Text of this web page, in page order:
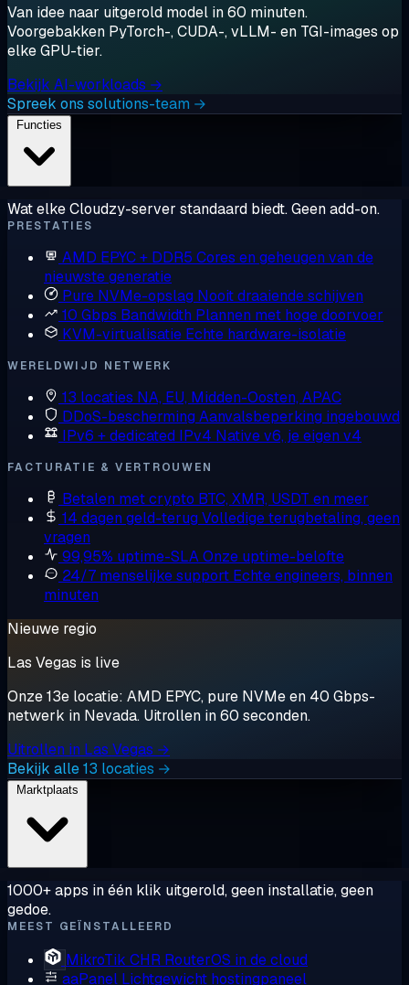
Van idee naar uitgerold model in 60 minuten.
Voorgebakken PyTorch-, CUDA-, vLLM- en TGI-images op
elke GPU-tier.
Bekijk AI-workloads →
Spreek ons solutions-team →
Wat elke Cloudzy-server standaard biedt. Geen add-on.
PRESTATIES
AMD EPYC + DDR5 Cores en geheugen van de
nieuwste generatie
Pure NVMe-opslag Nooit draaiende schijven
10 Gbps Bandwidth Plannen met hoge doorvoer
KVM-virtualisatie Echte hardware-isolatie
WERELDWIJD NETWERK
13 locaties NA, EU, Midden-Oosten, APAC
DDoS-bescherming Aanvalsbeperking ingebouwd
IPv6 + dedicated IPv4 Native v6, je eigen v4
FACTURATIE & VERTROUWEN
Betalen met crypto BTC, XMR, USDT en meer
14 dagen geld-terug Volledige terugbetaling, geen
vragen
99,95% uptime-SLAOnze uptime-belofte
24/7 menselijke support Echte engineers, binnen
minuten
Nieuwe regio
Las Vegas is live
Onze 13e locatie: AMD EPYC, pure NVMe en 40 Gbps-
netwerk in Nevada. Uitrollen in 60 seconden.
Uitrollen in Las Vegas →
Bekijk alle 13 locaties →
1000+ apps in één klik uitgerold, geen installatie, geen
gedoe.
MEEST GEÏNSTALLEERD
MikroTik CHR RouterOS in de cloud
aaPanel Lichtgewicht hostingpaneel